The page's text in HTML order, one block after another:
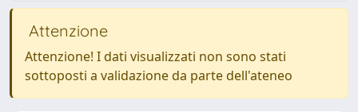
Attenzione
Attenzione! I dati visualizzati non sono stati
sottoposti a validazione da parte dell'ateneo